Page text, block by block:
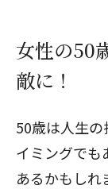
女性の50
敵に！
50歳は人生
イミングでも
あるかもしれ